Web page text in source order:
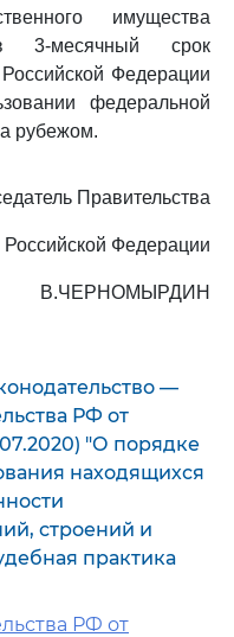
имущества
3-месячный срок
Федерации
федеральной
рубежом.
Правительства
Российской Федерации
В.ЧЕРНОМЫРДИН
—
РФ от
"О порядке
находящихся
строений и
практика
РФ от